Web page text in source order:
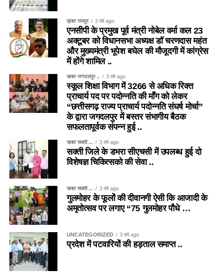
ख़बर रायपुर 3 वर्ष ago
एनसीपी के प्रमुख पूर्व मंत्री नोबेल वर्मा कल 23
अक्टूबर को विधानसभा अध्यक्ष डॉ चरणदास महंत
और मुख्यमंत्री भूपेश बघेल की मौजूदगी में कांग्रेस
में होंगे शामिल ..
खबर जगदलपुर .. 3 वर्ष ago
स्कूल शिक्षा विभाग में 3266 से अधिक रिक्त
प्राचार्य पद पर पदोन्नति की माँग को लेकर
“छत्तीसगढ़ राज्य प्राचार्य पदोन्नति संघर्ष मोर्चा”
के द्वारा जगदलपुर में बस्तर संभागीय बैठक
सफलतापूर्वक संपन्न हुई ..
खबर सक्ती ... 3 वर्ष ago
सक्ती जिले के डभरा सीएचसी में उपलब्ध हुई दो
विशेषज्ञ चिकित्सको की सेवा ..
खबर सक्ती ... 3 वर्ष ago
गुलमोहर के फूलों की दीवानगी ऐसी कि आजादी के
अमृतोत्सव पर लगाए “75 गुलमोहर पौधे …
UNCATEGORIZED 3 वर्ष ago
प्रदेश में पटवारियों की हड़ताल समाप्त ..